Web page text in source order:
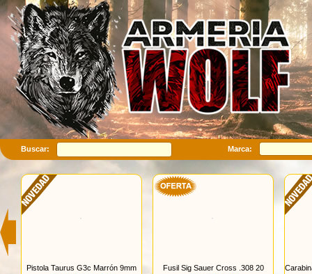
Buscar: Marca:
Pistola Taurus G3c Marrón 9mm Fusil Sig Sauer Cross .308 20